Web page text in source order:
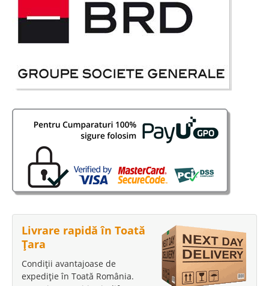
Livrare rapidă în Toată
Țara
Condiții avantajoase de
expediție în Toată România.